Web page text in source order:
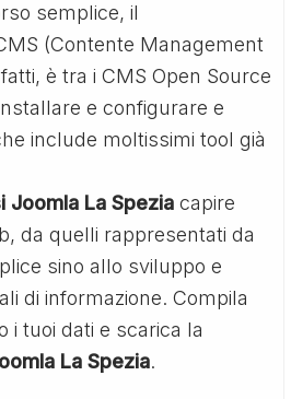
semplice, il
(Contente Management
è tra i CMS Open Source
e configurare e
include moltissimi tool già
Joomla La Spezia capire
da quelli rappresentati da
sino allo sviluppo e
di informazione. Compila
i tuoi dati e scarica la
La Spezia.